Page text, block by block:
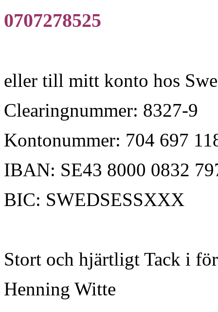
0707278525
eller till mitt konto hos
Clearingnummer: 8327-9
Kontonummer: 704 697
IBAN: SE43 8000 0832
BIC: SWEDSESSXXX
Stort och hjärtligt Tack i
Henning Witte